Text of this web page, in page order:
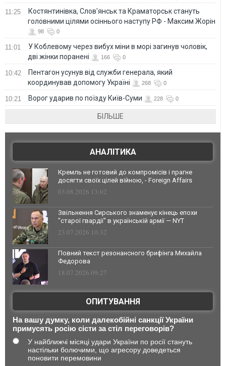
11:25
Костянтинівка, Слов'янськ та Краматорськ стануть
головними цілями осіннього наступу РФ - Максим Жорін
98 0
11:01
У Коблевому через вибух міни в морі загинув чоловік,
дві жінки поранені
166 0
10:42
Пентагон усунув від служби генерала, який
координував допомогу Україні
268 0
10:21 Ворог ударив по поїзду Київ-Суми 228 0
БІЛЬШЕ
АНАЛІТИКА
Кремль не готовий до компромісів і прагне
досягти своїх цілей війною, - Foreign Affairs
03.08.2026 13:02
Звільнення Сирського знаменує кінець епохи
"старої гвардії" в українській армії — NYT
23.07.2026 10:32
Повний текст резонансного брифінга Михайла
Федорова
18.07.2026 09:27
ОПИТУВАННЯ
На вашу думку, коли далекобійні санкції України
примусять росію сісти за стіл переговорів?
У найближчі місяці удари України по росії стануть
настільки болючими, що агресору доведеться
поновити перемовини